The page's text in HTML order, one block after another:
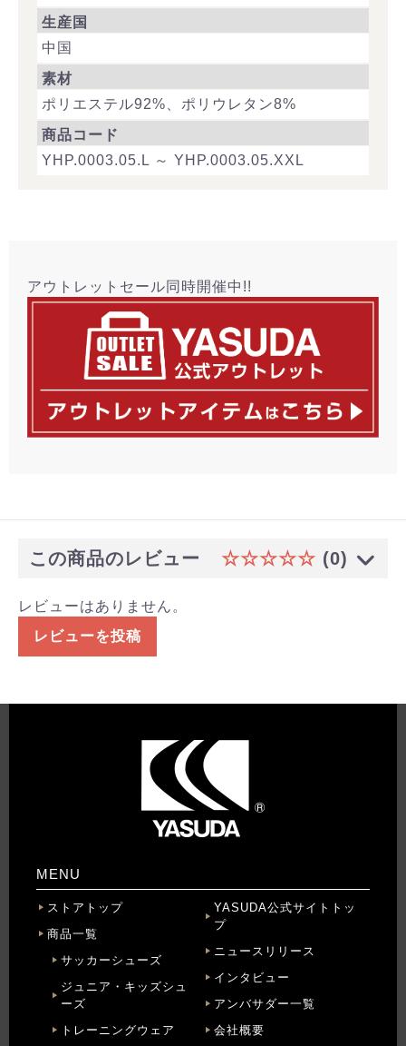
生産国
中国
素材
ポリエステル92%、ポリウレタン8%
商品コード
YHP.0003.05.L ～ YHP.0003.05.XXL
アウトレットセール同時開催中!!
この商品のレビュー ☆☆☆☆☆ (0)
レビューはありません。
レビューを投稿
MENU
ストアトップ
商品一覧
サッカーシューズ
ジュニア・キッズシュ
ーズ
トレーニングウェア
YASUDA公式サイトトッ
プ
ニュースリリース
インタビュー
アンバサダー一覧
会社概要